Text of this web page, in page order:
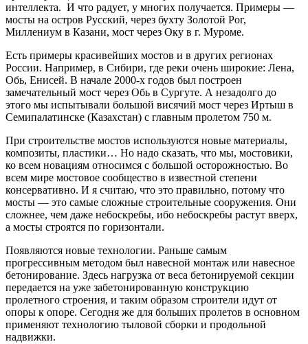
интеллекта. И что радует, у многих получается. Примеры —
мосты на остров Русский, через бухту Золотой Рог,
Миллениум в Казани, мост через Оку в г. Муроме.
Есть примеры красивейших мостов и в других регионах
России. Например, в Сибири, где реки очень широкие: Лена,
Обь, Енисей. В начале 2000-х годов был построен
замечательный мост через Обь в Сургуте. А незадолго до
этого мы испытывали большой висячий мост через Иртыш в
Семипалатинске (Казахстан) с главным пролетом 750 м.
При строительстве мостов используются новые материалы,
композиты, пластики… Но надо сказать, что мы, мостовики,
ко всем новациям относимся с большой осторожностью. Во
всем мире мостовое сообщество в известной степени
консервативно. И я считаю, что это правильно, потому что
мосты — это самые сложные строительные сооружения. Они
сложнее, чем даже небоскребы, ибо небоскребы растут вверх,
а мосты строятся по горизонтали.
Появляются новые технологии. Раньше самым
прогрессивным методом был навесной монтаж или навесное
бетонирование. Здесь нагрузка от веса бетонируемой секции
передается на уже забетонированную конструкцию
пролетного строения, и таким образом строители идут от
опоры к опоре. Сегодня же для больших пролетов в основном
применяют технологию тыловой сборки и продольной
надвижки.